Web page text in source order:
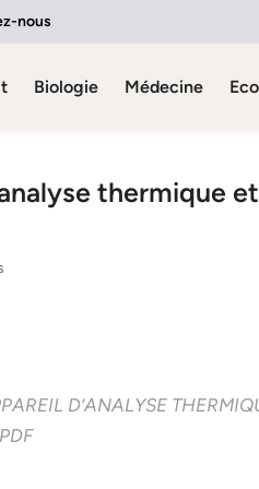
nous
Biologie Médecine
thermique
D’ANALYSE